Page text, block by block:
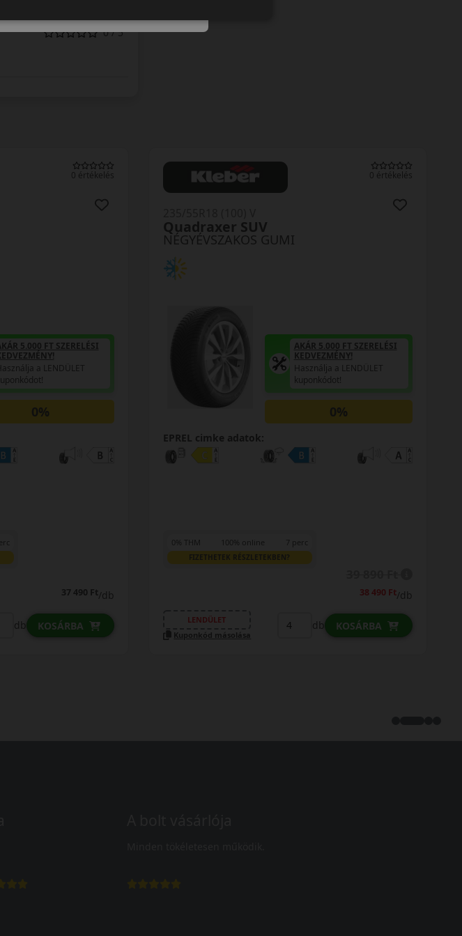
0 / 5
0 értékelés
5.000 FT SZERELÉSI
a LENDÜLET
0%
41 890 Ft/db
db KOSÁRBA
0 értékelés
NÉGYÉVSZAKOS GUMI
235/55R18 (104) V
AKÁR 5.000 FT SZERELÉSI
KEDVEZMÉNY!
Használja a LENDÜLET
kuponkódot!
0%
EPREL cimke adatok:
0% THM 100% online 7 perc
FIZETHETEK RÉSZLETEKBEN?
43 490 Ft/db
LENDÜLET
Kuponkód másolása
db KOSÁRBA